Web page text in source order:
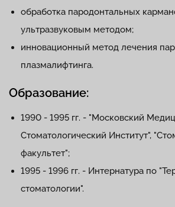
обработка пародонтальных
ультразвуковым методом;
инновационный метод лечения
плазмалифтинга.
Образование:
1990 - 1995 гг. - "Московский
Стоматологический Институт",
факультет";
1995 - 1996 гг. - Интернатура по
стоматологии".